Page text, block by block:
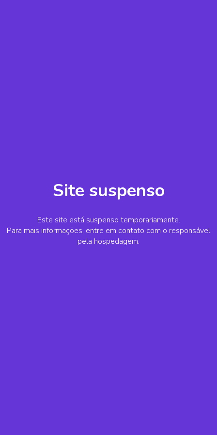
Site suspenso
Este site está suspenso temporariamente.
Para mais informações, entre em contato com o responsável
pela hospedagem.